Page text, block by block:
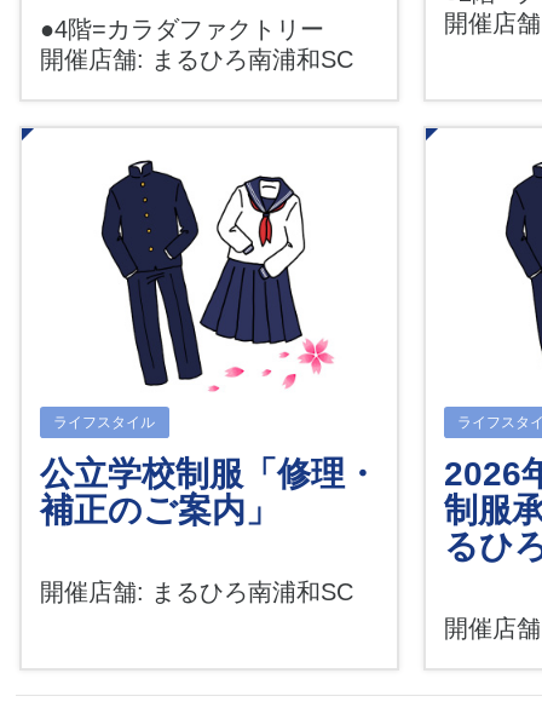
●4階=カラダファクトリー
開催店舗: まるひろ南浦和SC
開催店
ライフスタイル
公立学校制服「修理・
補正のご案内」
開催店舗: まるひろ南浦和SC
ライフスタ
2026
制服
るひ
開催店